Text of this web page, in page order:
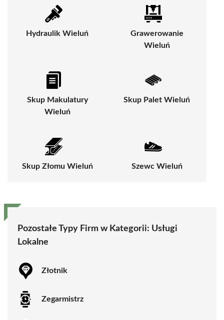
Hydraulik Wieluń
Grawerowanie
Wieluń
Skup Makulatury
Wieluń
Skup Palet Wieluń
Skup Złomu Wieluń Szewc Wieluń
Pozostałe Typy Firm w Kategorii: Usługi
Lokalne
Złotnik
Zegarmistrz